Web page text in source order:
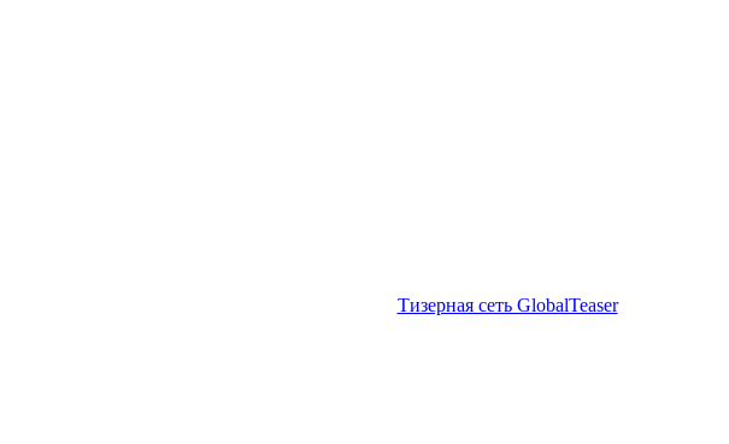
Тизерная сеть GlobalTeaser